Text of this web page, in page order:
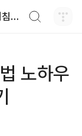
한글로 - 세상을 바꾸는 작은 외침 hangulo.kr
노하우